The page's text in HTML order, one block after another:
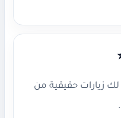
زيارات حقيقية من